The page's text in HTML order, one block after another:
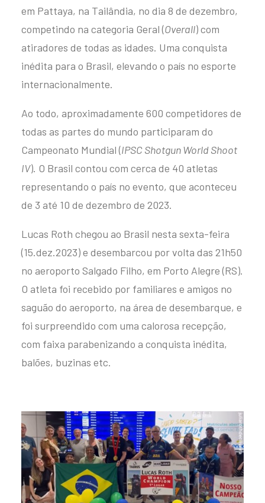
em Pattaya, na Tailândia, no dia 8 de dezembro,
competindo na categoria Geral (Overall) com
atiradores de todas as idades. Uma conquista
inédita para o Brasil, elevando o país no esporte
internacionalmente.
Ao todo, aproximadamente 600 competidores de
todas as partes do mundo participaram do
Campeonato Mundial (IPSC Shotgun World Shoot
IV). O Brasil contou com cerca de 40 atletas
representando o país no evento, que aconteceu
de 3 até 10 de dezembro de 2023.
Lucas Roth chegou ao Brasil nesta sexta-feira
(15.dez.2023) e desembarcou por volta das 21h50
no aeroporto Salgado Filho, em Porto Alegre (RS).
O atleta foi recebido por familiares e amigos no
saguão do aeroporto, na área de desembarque, e
foi surpreendido com uma calorosa recepção,
com faixa parabenizando a conquista inédita,
balões, buzinas etc.